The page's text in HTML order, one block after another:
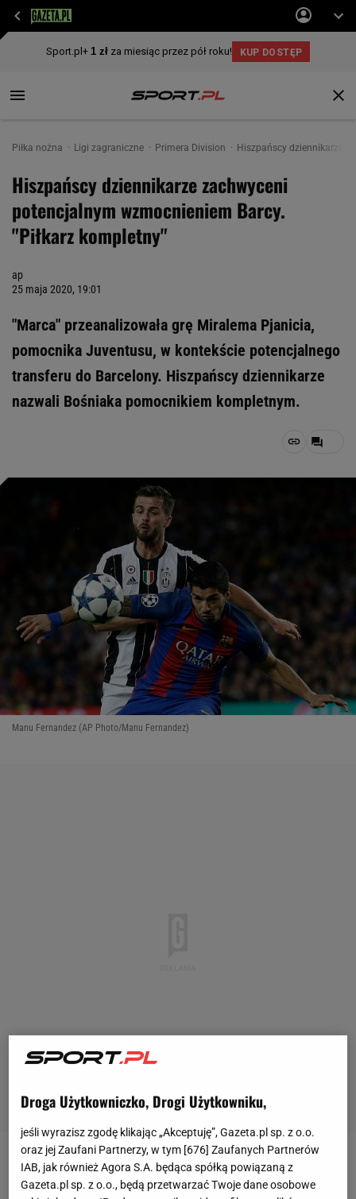
Piłka nożna Ligi zagraniczne Primera Division Hiszpańscy dziennikarze
Hiszpańscy dziennikarze zachwyceni
potencjalnym wzmocnieniem Barcy.
"Piłkarz kompletny"
ap
25 maja 2020, 19:01
"Marca" przeanalizowała grę Miralema Pjanicia,
pomocnika Juventusu, w kontekście potencjalnego
transferu do Barcelony. Hiszpańscy dziennikarze
nazwali Bośniaka pomocnikiem kompletnym.
Manu Fernandez (AP Photo/Manu Fernandez)
- Zawsze mówiłem, że lubię świetnych piłkarzy.
Pjanić jest świetny, jednak są też inni mistrzowie,
Droga Użytkowniczko, Drogi Użytkowniku,
jeśli wyrazisz zgodę klikając „Akceptuję”, Gazeta.pl sp. z o.o.
oraz jej Zaufani Partnerzy, w tym [676] Zaufanych Partnerów
IAB, jak również Agora S.A. będąca spółką powiązaną z
Gazeta.pl sp. z o.o., będą przetwarzać Twoje dane osobowe